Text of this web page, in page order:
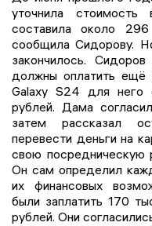
уточнила стоимость
составила около
сообщила Сидорову.
закончилось.
должны оплатить ещё
Galaxy S24 для него
рублей. Дама
затем рассказал
перевести деньги на
свою посредническую
Он сам определил
их финансовых
были заплатить 170
рублей. Они